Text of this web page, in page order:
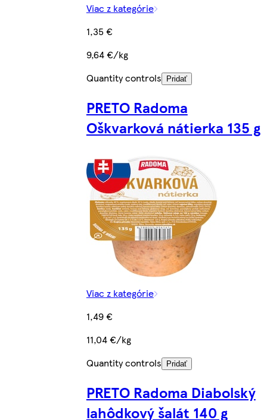
Viac z kategórie
1,35 €
9,64 €/kg
Quantity controls
Pridať
PRETO Radoma
Oškvarková nátierka 135 g
Viac z kategórie
1,49 €
11,04 €/kg
Quantity controls
Pridať
PRETO Radoma Diabolský
lahôdkový šalát 140 g